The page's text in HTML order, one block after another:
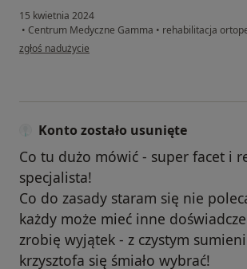
15 kwietnia 2024
• Centrum Medyczne Gamma • rehabilitacja
w opinii użytkownika Joanna
zgłoś nadużycie
Konto zostało usunięte
Co tu dużo mówić - super facet i
specjalista!
Co do zasady staram się nie
każdy może mieć inne
zrobię wyjątek - z czystym
krzysztofa się śmiało wybrać!